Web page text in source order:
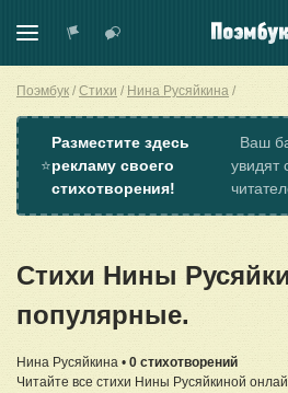
Поэмбук Стихи Нина Русяйкина
⭐
Разместите здесь
рекламу своего
стихотворения!
Ваш
увидят
Стихи Нины
популярные.
Нина Русяйкина • 0 стихотворений
Читайте все стихи Нины Русяйкиной